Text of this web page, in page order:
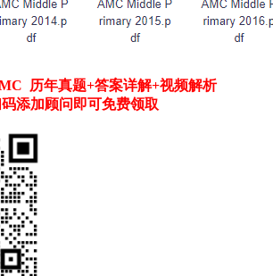
历年真题+答案详解+视频解析
添加顾问即可免费领取